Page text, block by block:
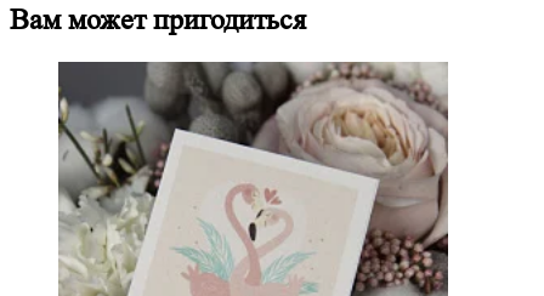
Вам может пригодиться